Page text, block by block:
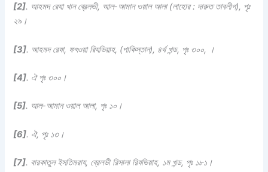
[2]. আহমদ রেযা খান ব্রেলভী, আল-আমান ওয়াল আলা (লাহোর : দারুত তাবলীগ), পৃঃ
২৯।
[3]. আহমদ রেযা, ফৎওয়া রিযভিয়াহ, (পাকিস্তান), ৪র্থ খন্ড, পৃঃ ৩০০, ।
[4]. ঐ পৃঃ ৩০০।
[5]. আল-আমান ওয়াল আলা, পৃঃ ১০ ।
[6]. ঐ, পৃঃ ১৩।
[7]. বারকাতুল ইসতিমরায, ব্রেলভী রিসালা রিযভিয়াহ, ১ম খন্ড, পৃঃ ১৮১।